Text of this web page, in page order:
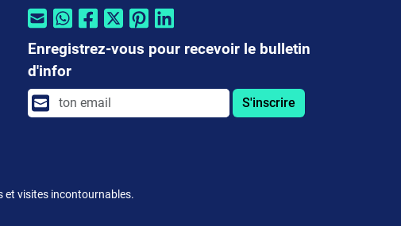
Enregistrez-vous pour recevoir le bulletin
d'infor
S'inscrire
et visites incontournables.